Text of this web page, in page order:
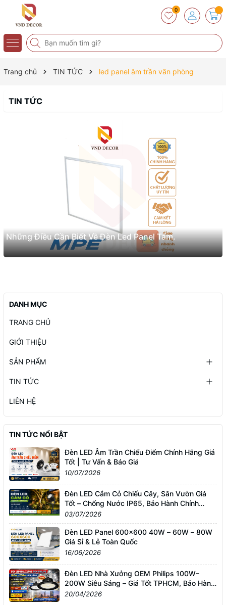
0
Trang chủ TIN TỨC led panel âm trần văn phòng
TIN TỨC
Những Điều Cần Biết Về Đèn Led Panel Tấm.
DANH MỤC
TRANG CHỦ
GIỚI THIỆU
SẢN PHẨM
TIN TỨC
LIÊN HỆ
TIN TỨC NỔI BẬT
Đèn LED Âm Trần Chiếu Điểm Chính Hãng Giá
Tốt | Tư Vấn & Báo Giá
10/07/2026
Đèn LED Cắm Cỏ Chiếu Cây, Sân Vườn Giá
Tốt – Chống Nước IP65, Bảo Hành Chính
Hãng
03/07/2026
Đèn LED Panel 600x600 40W – 60W – 80W
Giá Sỉ & Lẻ Toàn Quốc
16/06/2026
Đèn LED Nhà Xưởng OEM Philips 100W–
200W Siêu Sáng – Giá Tốt TPHCM, Bảo Hành
3 Năm
20/04/2026